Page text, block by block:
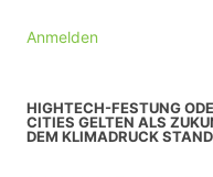
Anmelden
HIGHTECH-FESTUNG
CITIES GELTEN ALS
DEM KLIMADRUCK